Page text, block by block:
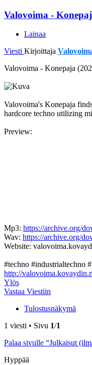
Valovoima -
Lainaa
Viesti Kirjoittaja
Valovoima - Konepaja
Valovoima's Konepaja
hardcore techno utilizing
Preview:
Mp3: https://archive.org/
Wav: https://archive.org/
Website:
#techno #industrialtechno
http://
Ylös
Vastaa Viestiin
Tulostusnäkymä
1 viesti • Sivu 1/1
Palaa sivulle “Julkaisut
Hyppää